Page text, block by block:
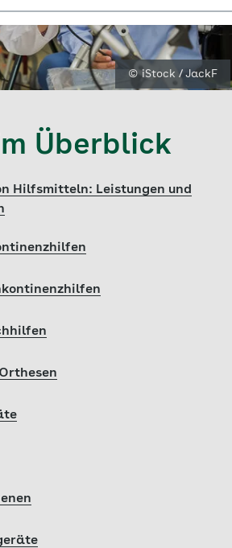
© iStock / JackF
Überblick
Hilfsmitteln: Leistungen und